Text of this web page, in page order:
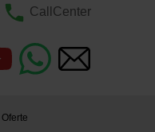
CallCenter
Oferte